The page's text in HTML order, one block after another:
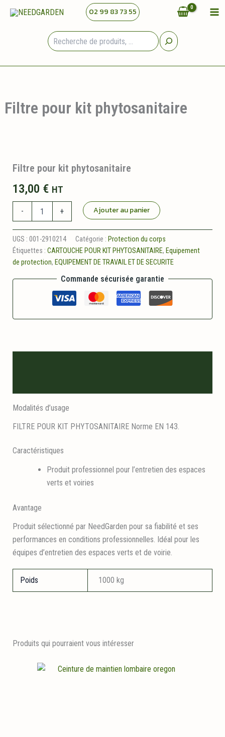
02 99 83 73 55
Filtre pour kit phytosanitaire
Filtre pour kit phytosanitaire
13,00 € HT
-
pour
kit
phytosanitaire
+ Ajouter au panier
UGS : 001-2910214 Catégorie : Protection du corps
Étiquettes : CARTOUCHE POUR KIT PHYTOSANITAIRE, Equipement
de protection, EQUIPEMENT DE TRAVAIL ET DE SECURITE
Commande sécurisée garantie
Modalités d’usage
FILTRE POUR KIT PHYTOSANITAIRE Norme EN 143.
Caractéristiques
Produit professionnel pour l’entretien des espaces
verts et voiries
Avantage
Produit sélectionné par NeedGarden pour sa fiabilité et ses
performances en conditions professionnelles. Idéal pour les
équipes d’entretien des espaces verts et de voirie.
Poids 1000 kg
Produits qui pourraient vous intéresser